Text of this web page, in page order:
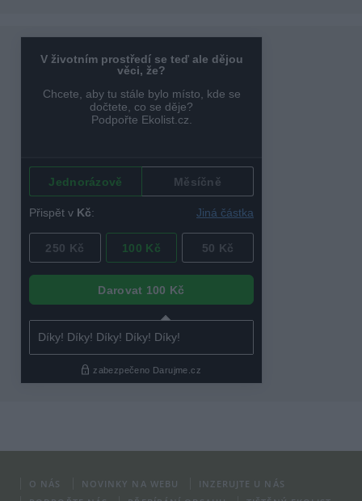
O NÁS NOVINKY NA WEBU
INZERUJTE U NÁS